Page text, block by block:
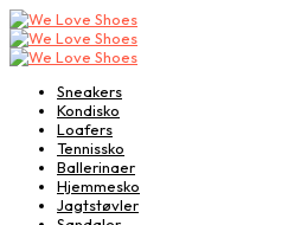
Sneakers
Kondisko
Loafers
Tennissko
Ballerinaer
Hjemmesko
Jagtstøvler